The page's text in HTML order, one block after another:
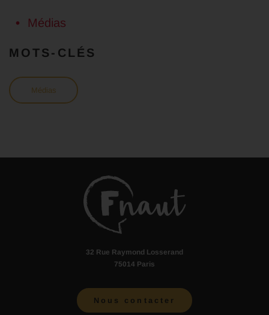
Médias
MOTS-CLÉS
Médias
32 Rue Raymond Losserand
75014 Paris
Nous contacter